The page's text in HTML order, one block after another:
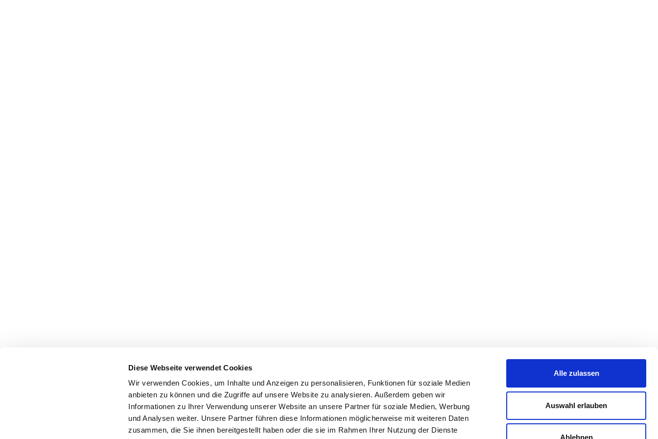
Diese Webseite verwendet Cookies
Wir verwenden Cookies, um Inhalte und Anzeigen zu personalisieren, Funktionen für soziale Medien
anbieten zu können und die Zugriffe auf unsere Website zu analysieren. Außerdem geben wir
Informationen zu Ihrer Verwendung unserer Website an unsere Partner für soziale Medien, Werbung
und Analysen weiter. Unsere Partner führen diese Informationen möglicherweise mit weiteren Daten
zusammen, die Sie ihnen bereitgestellt haben oder die sie im Rahmen Ihrer Nutzung der Dienste
Alle zulassen
Auswahl erlauben
Ablehnen